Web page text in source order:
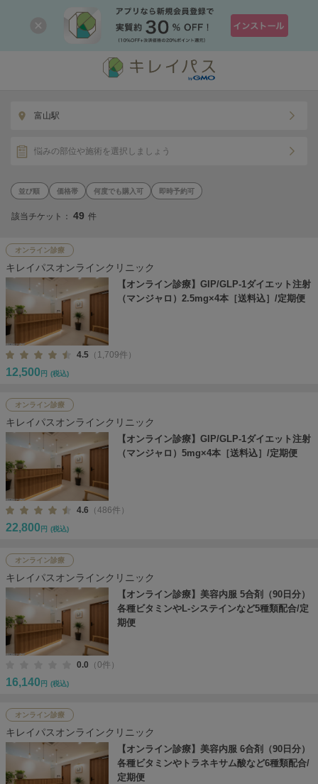
富山駅
悩みの部位や施術を選択しましょう
価格帯 何度でも購入可 即時予約可
該当チケット： 49 件
オンライン診療
キレイパスオンラインクリニック
【オンライン診療】GIP/GLP-1ダイエット注射
（マンジャロ）2.5mg×4本［送料込］/定期便
4.5 （1,709件）
12,500 円 (税込)
オンライン診療
キレイパスオンラインクリニック
【オンライン診療】GIP/GLP-1ダイエット注射
（マンジャロ）5mg×4本［送料込］/定期便
4.6 （486件）
22,800 円 (税込)
オンライン診療
キレイパスオンラインクリニック
【オンライン診療】美容内服 5合剤（90日分）
各種ビタミンやL-システインなど5種類配合/定
期便
0.0 （0件）
16,140 円 (税込)
オンライン診療
キレイパスオンラインクリニック
【オンライン診療】美容内服 6合剤（90日分）
各種ビタミンやトラネキサム酸など6種類配合/
定期便